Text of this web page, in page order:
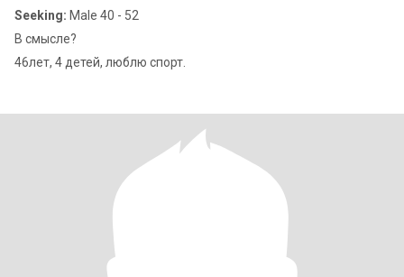
Seeking: Male 40 - 52
В смысле?
46лет, 4 детей, люблю спорт.